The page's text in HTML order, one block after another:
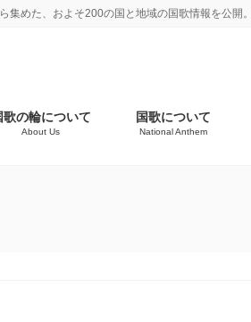
集めた、およそ200の国と地域の国歌情報を公開
歌の輪について
About Us
国歌について
National Anthem